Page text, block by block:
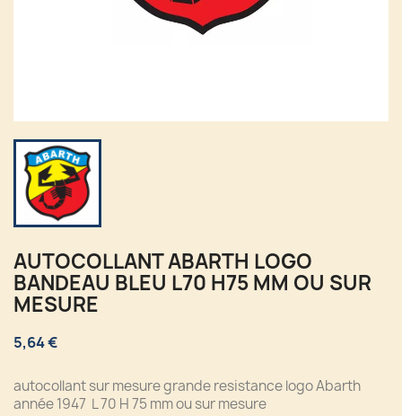
AUTOCOLLANT ABARTH LOGO
BANDEAU BLEU L70 H75 MM OU SUR
MESURE
5,64 €
autocollant sur mesure grande resistance logo Abarth
année 1947 L 70 H 75 mm ou sur mesure